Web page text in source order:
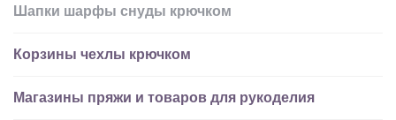
Шапки шарфы снуды крючком
Корзины чехлы крючком
Магазины пряжи и товаров для рукоделия